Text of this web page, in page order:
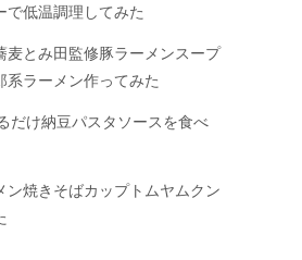
で低温調理してみた
とみ田監修豚ラーメンスープ
系ラーメン作ってみた
だけ納豆パスタソースを食べ
焼きそばカップトムヤムクン